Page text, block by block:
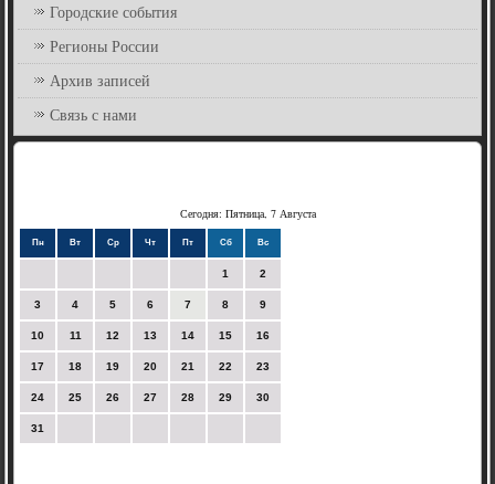
Городские события
Регионы России
Архив записей
Связь с нами
Сегодня: Пятница, 7 Августа
Пн Вт Ср Чт Пт Сб Вс
1 2
3 4 5 6 7 8 9
10 11 12 13 14 15 16
17 18 19 20 21 22 23
24 25 26 27 28 29 30
31